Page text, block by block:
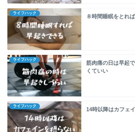
ライフハック
８時間睡眠をとれ
ライフハック
筋肉痛の日は早起
くていい
ライフハック
14時以降はカフェ